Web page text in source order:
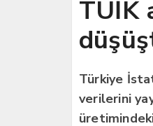
TÜİK
Türkiye
verilerini